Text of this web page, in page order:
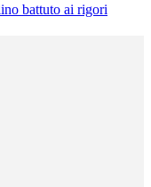
battuto ai rigori